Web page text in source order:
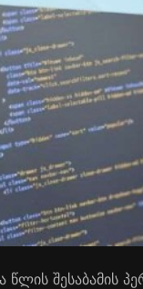
წლის შესაბამის